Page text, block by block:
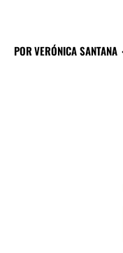
PORVERÓNICA SANTANA